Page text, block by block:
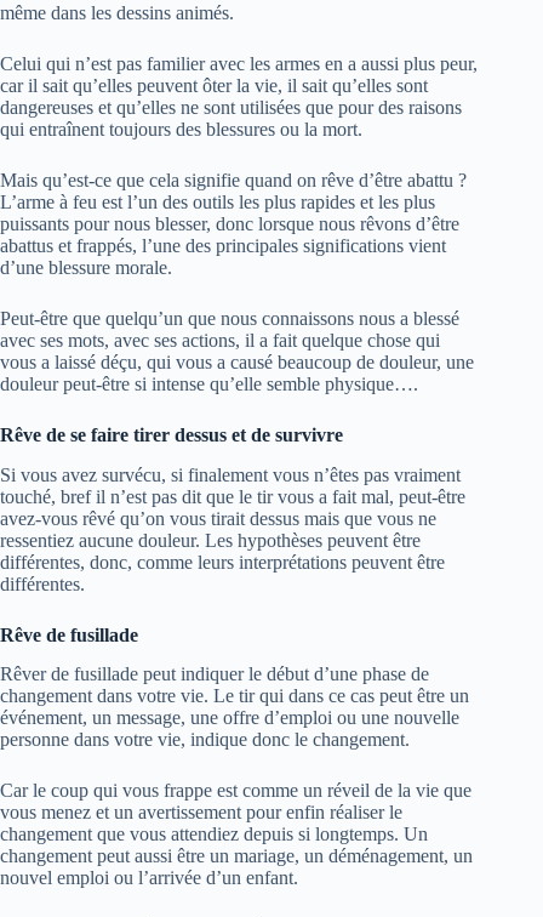
même dans les dessins animés.
Celui qui n’est pas familier avec les armes en a aussi plus peur,
car il sait qu’elles peuvent ôter la vie, il sait qu’elles sont
dangereuses et qu’elles ne sont utilisées que pour des raisons
qui entraînent toujours des blessures ou la mort.
Mais qu’est-ce que cela signifie quand on rêve d’être abattu ?
L’arme à feu est l’un des outils les plus rapides et les plus
puissants pour nous blesser, donc lorsque nous rêvons d’être
abattus et frappés, l’une des principales significations vient
d’une blessure morale.
Peut-être que quelqu’un que nous connaissons nous a blessé
avec ses mots, avec ses actions, il a fait quelque chose qui
vous a laissé déçu, qui vous a causé beaucoup de douleur, une
douleur peut-être si intense qu’elle semble physique….
Rêve de se faire tirer dessus et de survivre
Si vous avez survécu, si finalement vous n’êtes pas vraiment
touché, bref il n’est pas dit que le tir vous a fait mal, peut-être
avez-vous rêvé qu’on vous tirait dessus mais que vous ne
ressentiez aucune douleur. Les hypothèses peuvent être
différentes, donc, comme leurs interprétations peuvent être
différentes.
Rêve de fusillade
Rêver de fusillade peut indiquer le début d’une phase de
changement dans votre vie. Le tir qui dans ce cas peut être un
événement, un message, une offre d’emploi ou une nouvelle
personne dans votre vie, indique donc le changement.
Car le coup qui vous frappe est comme un réveil de la vie que
vous menez et un avertissement pour enfin réaliser le
changement que vous attendiez depuis si longtemps. Un
changement peut aussi être un mariage, un déménagement, un
nouvel emploi ou l’arrivée d’un enfant.